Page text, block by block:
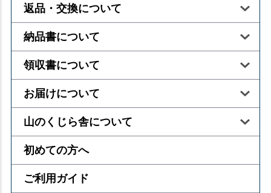
返品・交換について
納品書について
領収書について
お届けについて
山のくじら舎について
初めての方へ
ご利用ガイド